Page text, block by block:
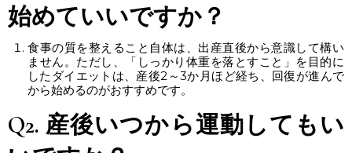
始めていいですか？
食事の質を整えること自体は、出産直後から意識して構い
ません。ただし、「しっかり体重を落とすこと」を目的に
したダイエットは、産後2～3か月ほど経ち、回復が進んで
から始めるのがおすすめです。
Q2.産後いつから運動してもい